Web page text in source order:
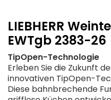
LIEBHERR
EWTgb 2383-26
TipOpen-Technologie
Erleben Sie die Zukunft
innovativen TipOpen-
Diese bahnbrechende